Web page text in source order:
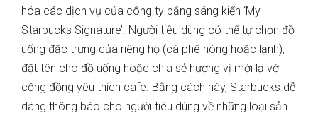
hóa các dịch vụ của công ty bằng sáng kiến ‘My
Starbucks Signature’. Người tiêu dùng có thể tự chọn đồ
uống đặc trưng của riêng họ (cà phê nóng hoặc lạnh),
đặt tên cho đồ uống hoặc chia sẻ hương vị mới lạ với
cộng đồng yêu thích cafe. Bằng cách này, Starbucks dễ
dàng thông báo cho người tiêu dùng về những loại sản